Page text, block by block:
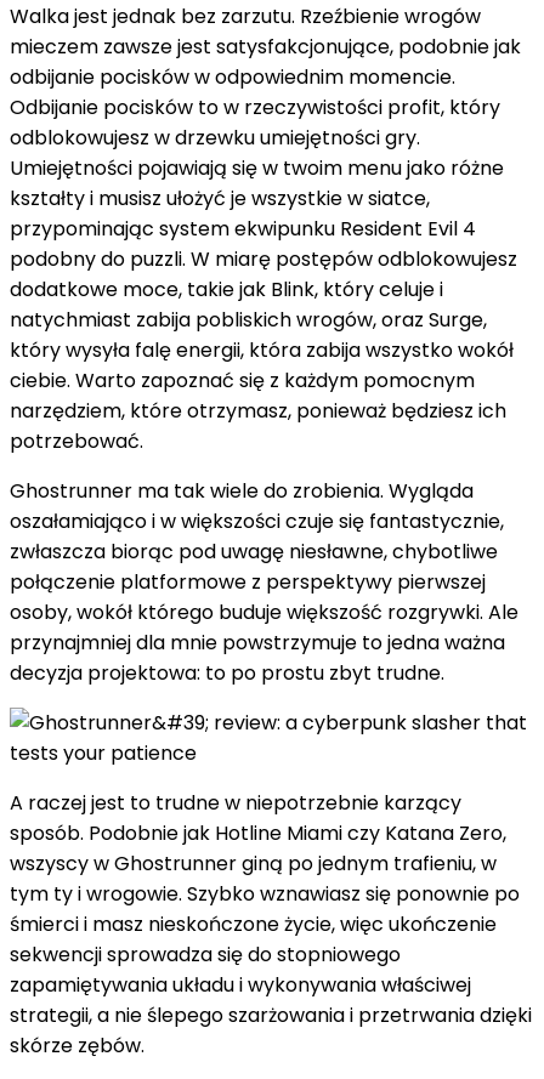
Walka jest jednak bez zarzutu. Rzeźbienie wrogów
mieczem zawsze jest satysfakcjonujące, podobnie jak
odbijanie pocisków w odpowiednim momencie.
Odbijanie pocisków to w rzeczywistości profit, który
odblokowujesz w drzewku umiejętności gry.
Umiejętności pojawiają się w twoim menu jako różne
kształty i musisz ułożyć je wszystkie w siatce,
przypominając system ekwipunku Resident Evil 4
podobny do puzzli. W miarę postępów odblokowujesz
dodatkowe moce, takie jak Blink, który celuje i
natychmiast zabija pobliskich wrogów, oraz Surge,
który wysyła falę energii, która zabija wszystko wokół
ciebie. Warto zapoznać się z każdym pomocnym
narzędziem, które otrzymasz, ponieważ będziesz ich
potrzebować.
Ghostrunner ma tak wiele do zrobienia. Wygląda
oszałamiająco i w większości czuje się fantastycznie,
zwłaszcza biorąc pod uwagę niesławne, chybotliwe
połączenie platformowe z perspektywy pierwszej
osoby, wokół którego buduje większość rozgrywki. Ale
przynajmniej dla mnie powstrzymuje to jedna ważna
decyzja projektowa: to po prostu zbyt trudne.
A raczej jest to trudne w niepotrzebnie karzący
sposób. Podobnie jak Hotline Miami czy Katana Zero,
wszyscy w Ghostrunner giną po jednym trafieniu, w
tym ty i wrogowie. Szybko wznawiasz się ponownie po
śmierci i masz nieskończone życie, więc ukończenie
sekwencji sprowadza się do stopniowego
zapamiętywania układu i wykonywania właściwej
strategii, a nie ślepego szarżowania i przetrwania dzięki
skórze zębów.